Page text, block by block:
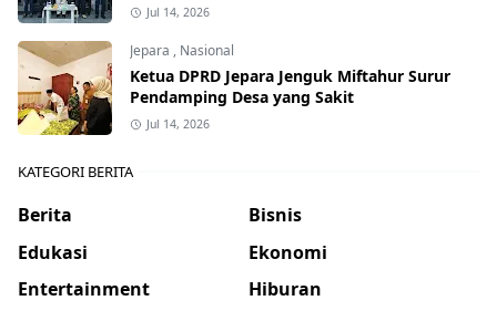
Jul 14, 2026
Jepara , Nasional
Ketua DPRD Jepara Jenguk Miftahur Surur
Pendamping Desa yang Sakit
Jul 14, 2026
KATEGORI BERITA
Berita
Bisnis
Edukasi
Ekonomi
Entertainment
Hiburan